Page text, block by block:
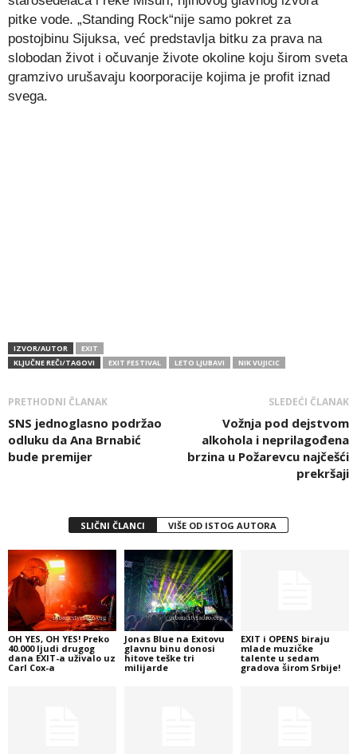
pitke vode. „Standing Rock“nije samo pokret za
postojbinu Sijuksa, već predstavlja bitku za prava na
slobodan život i očuvanje živote okoline koju širom sveta
gramzivo urušavaju koorporacije kojima je profit iznad
svega.
IZVOR/AUTOR
EXIT
KLJUČNE REČI/TAGOVI
EXIT FESTIVAL LETO LJUBAVI NIK VUJICIC
PRETHODNI ČLANAK
SNS jednoglasno podržao
odluku da Ana Brnabić
bude premijer
SLEDEĆI ČLANAK
Vožnja pod dejstvom
alkohola i neprilagođena
brzina u Požarevcu najčešći
prekršaji
SLIČNI ČLANCI VIŠE OD ISTOG AUTORA
OH YES, OH YES! Preko
40.000 ljudi drugog
dana EXIT-a uživalo uz
Carl Cox-a
Jonas Blue na Exitovu
glavnu binu donosi
hitove teške tri
milijarde
EXIT i OPENS biraju
mlade muzičke
talente u sedam
gradova širom Srbije!